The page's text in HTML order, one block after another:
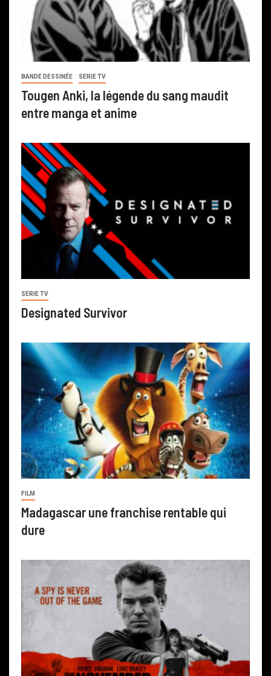
BANDE DESSINÉE SERIE TV
Tougen Anki, la légende du sang maudit
entre manga et anime
SERIE TV
Designated Survivor
FILM
Madagascar une franchise rentable qui
dure